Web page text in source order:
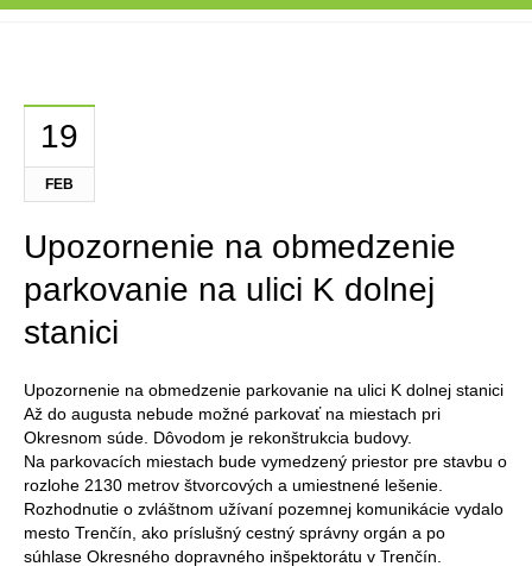
19
FEB
Upozornenie na obmedzenie
parkovanie na ulici K dolnej
stanici
Upozornenie na obmedzenie parkovanie na ulici K dolnej stanici
Až do augusta nebude možné parkovať na miestach pri
Okresnom súde. Dôvodom je rekonštrukcia budovy.
Na parkovacích miestach bude vymedzený priestor pre stavbu o
rozlohe 2130 metrov štvorcových a umiestnené lešenie.
Rozhodnutie o zvláštnom užívaní pozemnej komunikácie vydalo
mesto Trenčín, ako príslušný cestný správny orgán a po
súhlase Okresného dopravného inšpektorátu v Trenčín.